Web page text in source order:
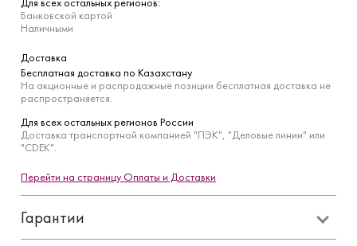
Банковской картой
Наличными
Доставка
Бесплатная доставка по Казахстану
На акционные и распродажные позиции бесплатная доставка не
распространяется.
Для всех остальных регионов России
Доставка транспортной компанией "ПЭК", "Деловые линии" или
"CDEK".
Перейти на страницу Оплаты и Доставки
Гарантии